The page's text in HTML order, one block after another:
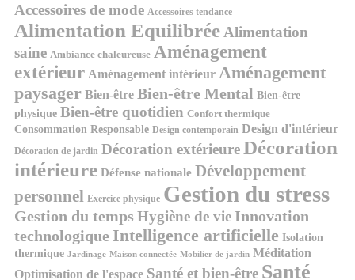
Accessoires de mode Accessoires tendance
Alimentation Equilibrée Alimentation
saine Ambiance chaleureuse Aménagement
extérieur Aménagement intérieur Aménagement
paysager Bien-être Bien-être Mental Bien-être
physique Bien-être quotidien Confort thermique
Consommation Responsable Design contemporain Design d'intérieur
Décoration de jardin Décoration extérieureDécoration
intérieure Défense nationale Développement
personnel Exercice physique Gestion du stress
Gestion du temps Hygiène de vie Innovation
technologique Intelligence artificielle Isolation
thermique Jardinage Maison connectée Mobilier de jardin Méditation
Optimisation de l'espace Santé et bien-être Santé